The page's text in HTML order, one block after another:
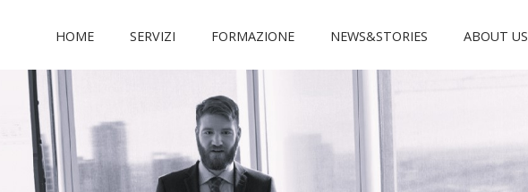
HOME SERVIZI FORMAZIONE NEWS&STORIES ABOUT US